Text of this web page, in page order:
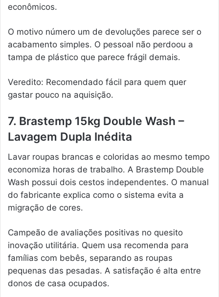
econômicos.
O motivo número um de devoluções parece ser o
acabamento simples. O pessoal não perdoou a
tampa de plástico que parece frágil demais.
Veredito: Recomendado fácil para quem quer
gastar pouco na aquisição.
7. Brastemp 15kg Double Wash –
Lavagem Dupla Inédita
Lavar roupas brancas e coloridas ao mesmo tempo
economiza horas de trabalho. A Brastemp Double
Wash possui dois cestos independentes. O manual
do fabricante explica como o sistema evita a
migração de cores.
Campeão de avaliações positivas no quesito
inovação utilitária. Quem usa recomenda para
famílias com bebês, separando as roupas
pequenas das pesadas. A satisfação é alta entre
donos de casa ocupados.